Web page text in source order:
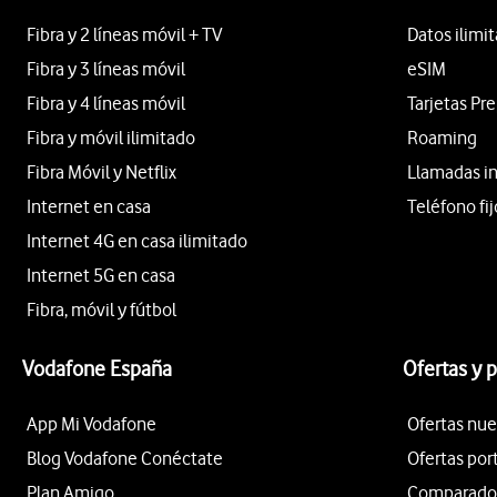
Fibra y 2 líneas móvil + TV
Fibra y 3 líneas móvil
Fibra y 4 líneas móvil
Fibra y móvil ilimitado
Fibra Móvil y Netflix
Internet en casa
Internet 4G en casa ilimitado
Internet 5G en casa
Fibra, móvil y fútbol
Datos
eSIM
Tarjetas
Roaming
Llamadas
Teléfono
Vodafone España
App Mi Vodafone
Blog Vodafone Conéctate
Plan Amigo
Ofertas y
Ofertas
Ofertas